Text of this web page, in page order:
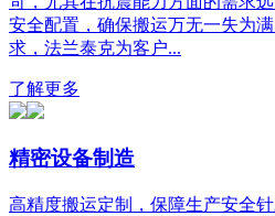
安全配置，确保搬运万无一失为
求，法兰泰克为客户...
了解更多
精密设备制造
高精度搬运定制，保障生产安全